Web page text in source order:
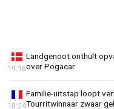
Landgenoot onthult
over Pogacar
19:16
Familie-uitstap loopt
Tourritwinnaar zwaar
18:24